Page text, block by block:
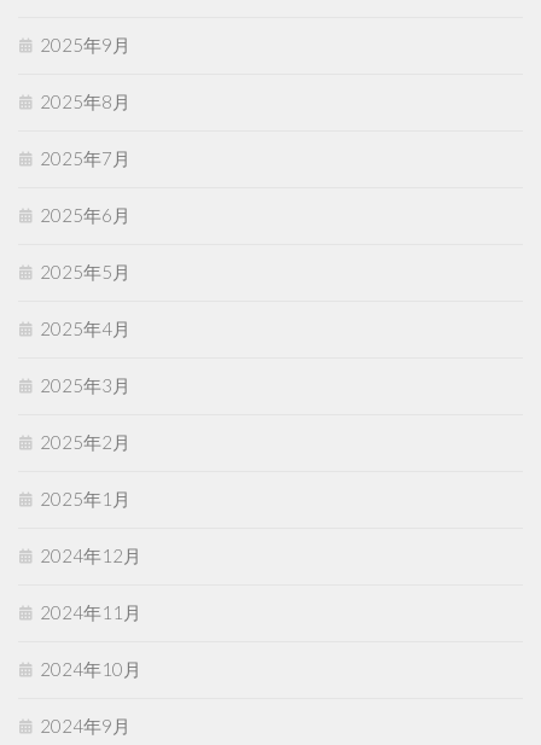
2025年9月
2025年8月
2025年7月
2025年6月
2025年5月
2025年4月
2025年3月
2025年2月
2025年1月
2024年12月
2024年11月
2024年10月
2024年9月